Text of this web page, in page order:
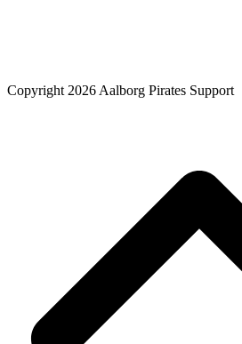
Copyright 2026 Aalborg Pirates Support